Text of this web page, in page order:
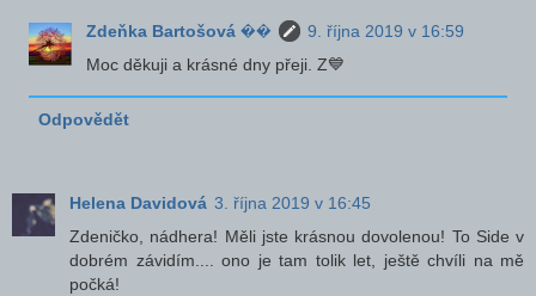
Zdeňka Bartošová ��
9. října 2019 v 16:59
Moc děkuji a krásné dny přeji. Z💙
Odpovědět
Helena Davidová 3. října 2019 v 16:45
Zdeničko, nádhera! Měli jste krásnou dovolenou! To Side v
dobrém závidím.... ono je tam tolik let, ještě chvíli na mě
počká!